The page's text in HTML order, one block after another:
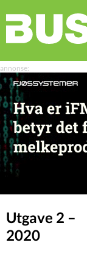
Utgave 2 –
2020